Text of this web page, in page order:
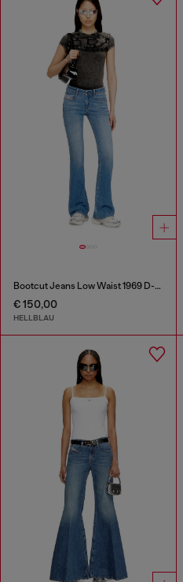
Bootcut Jeans Low Waist 1969 D-Ebbey
€ 150,00
HELLBLAU